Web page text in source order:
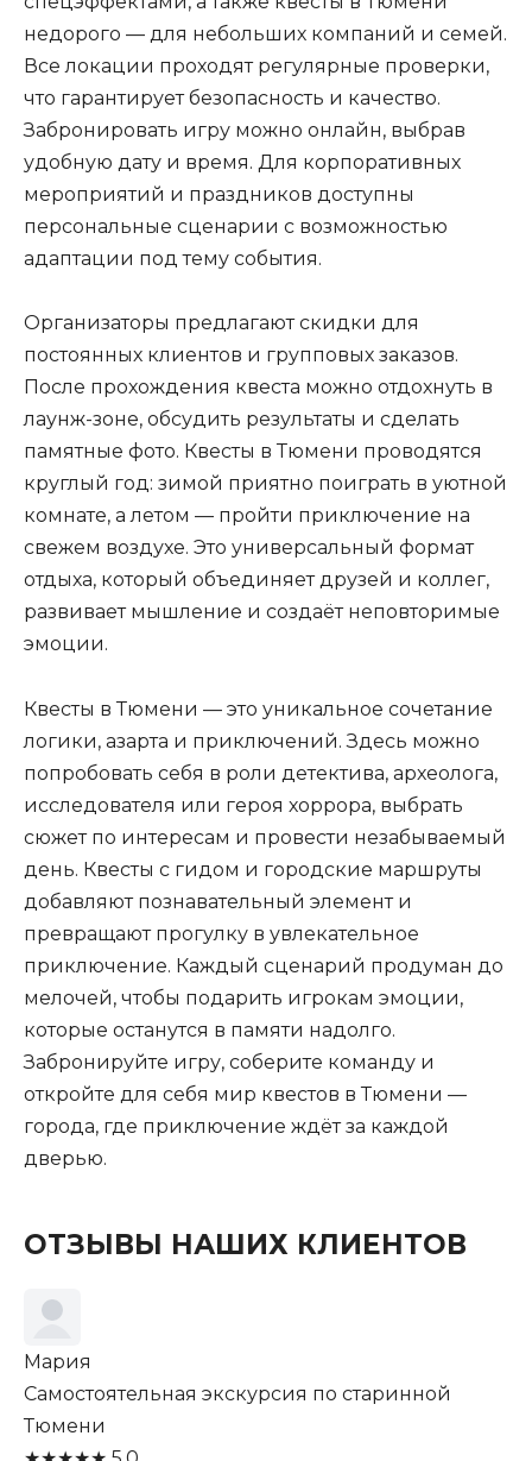
недорого — для небольших компаний и семей.
Все локации проходят регулярные проверки,
что гарантирует безопасность и качество.
Забронировать игру можно онлайн, выбрав
удобную дату и время. Для корпоративных
мероприятий и праздников доступны
персональные сценарии с возможностью
адаптации под тему события.
Организаторы предлагают скидки для
постоянных клиентов и групповых заказов.
После прохождения квеста можно отдохнуть в
лаунж-зоне, обсудить результаты и сделать
памятные фото. Квесты в Тюмени проводятся
круглый год: зимой приятно поиграть в уютной
комнате, а летом — пройти приключение на
свежем воздухе. Это универсальный формат
отдыха, который объединяет друзей и коллег,
развивает мышление и создаёт неповторимые
эмоции.
Квесты в Тюмени — это уникальное сочетание
логики, азарта и приключений. Здесь можно
попробовать себя в роли детектива, археолога,
исследователя или героя хоррора, выбрать
сюжет по интересам и провести незабываемый
день. Квесты с гидом и городские маршруты
добавляют познавательный элемент и
превращают прогулку в увлекательное
приключение. Каждый сценарий продуман до
мелочей, чтобы подарить игрокам эмоции,
которые останутся в памяти надолго.
Забронируйте игру, соберите команду и
откройте для себя мир квестов в Тюмени —
города, где приключение ждёт за каждой
дверью.
ОТЗЫВЫ НАШИХ КЛИЕНТОВ
Мария
Самостоятельная экскурсия по старинной
Тюмени